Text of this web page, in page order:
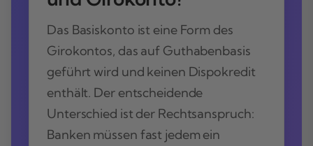
Das Basiskonto ist eine Form des
Girokontos, das auf Guthabenbasis
geführt wird und keinen Dispokredit
enthält. Der entscheidende
Unterschied ist der Rechtsanspruch:
Banken müssen fast jedem ein